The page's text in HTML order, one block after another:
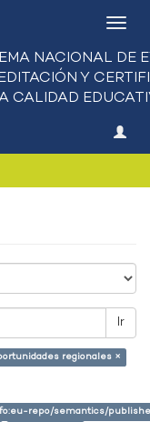
Ir
regionales ×
repo/semantics/